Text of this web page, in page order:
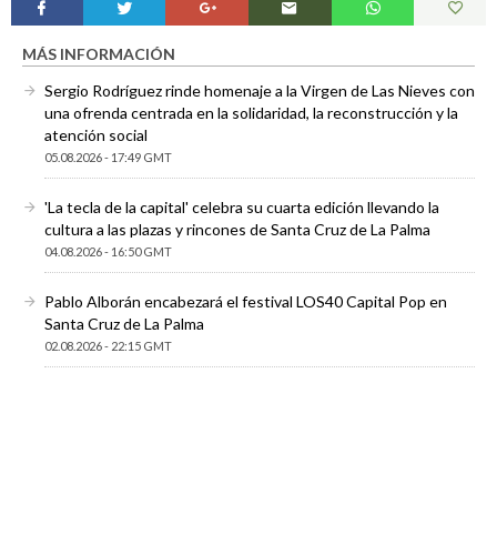
MÁS INFORMACIÓN
Sergio Rodríguez rinde homenaje a la Virgen de Las Nieves con
una ofrenda centrada en la solidaridad, la reconstrucción y la
atención social
05.08.2026 - 17:49 GMT
'La tecla de la capital' celebra su cuarta edición llevando la
cultura a las plazas y rincones de Santa Cruz de La Palma
04.08.2026 - 16:50 GMT
Pablo Alborán encabezará el festival LOS40 Capital Pop en
Santa Cruz de La Palma
02.08.2026 - 22:15 GMT